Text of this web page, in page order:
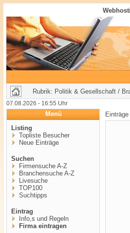
Rubrik: Politik & Gesellschaft /
07.08.2026 - 16:55 Uhr
Menü
Listing
Topliste Besucher
Neue Einträge
Suchen
Firmensuche A-Z
Branchensuche A-Z
Livesuche
TOP100
Suchtipps
Eintrag
Info,s und Regeln
Firma eintragen